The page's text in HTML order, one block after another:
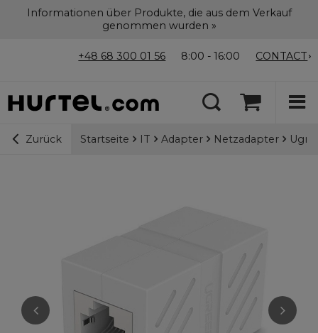
Informationen über Produkte, die aus dem Verkauf
genommen wurden »
+48 68 300 01 56 8:00 - 16:00 CONTACT
Zurück Startseite IT Adapter Netzadapter